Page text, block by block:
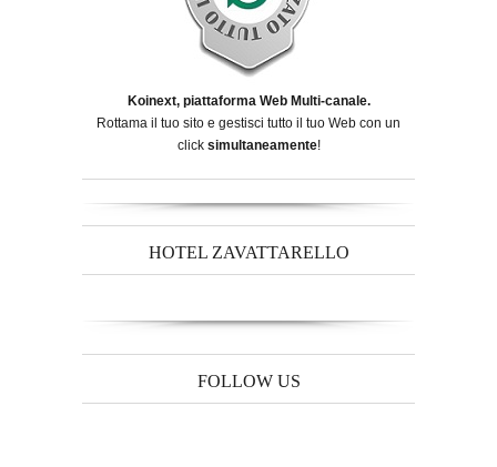
Koinext, piattaforma Web Multi-canale.
Rottama il tuo sito e gestisci tutto il tuo Web con un
click simultaneamente!
HOTEL ZAVATTARELLO
FOLLOW US